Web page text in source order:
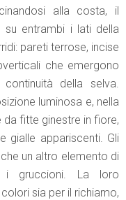
alla costa, il
entrambi i lati della
pareti terrose, incise
che emergono
della selva.
luminosa e, nella
fitte ginestre in fiore,
gialle appariscenti. Gli
un altro elemento di
i gruccioni. La loro
sia per il richiamo,